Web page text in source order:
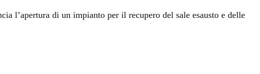
l’apertura di un impianto per il recupero del sale esausto e delle